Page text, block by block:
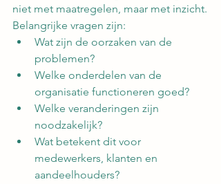
niet met maatregelen, maar met inzicht.
Belangrijke vragen zijn:
Wat zijn de oorzaken van de
problemen?
Welke onderdelen van de
organisatie functioneren goed?
Welke veranderingen zijn
noodzakelijk?
Wat betekent dit voor
medewerkers, klanten en
aandeelhouders?